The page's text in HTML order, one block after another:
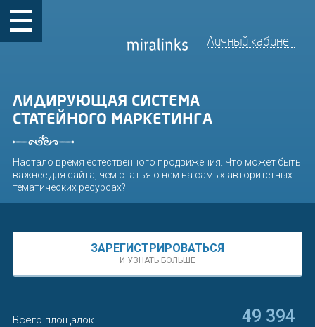
Личный кабинет
ЛИДИРУЮЩАЯ СИСТЕМА
СТАТЕЙНОГО МАРКЕТИНГА
Настало время естественного продвижения. Что может быть
важнее для сайта, чем статья о нём на самых авторитетных
тематических ресурсах?
ЗАРЕГИСТРИРОВАТЬСЯ
И УЗНАТЬ БОЛЬШЕ
Всего площадок 49 394